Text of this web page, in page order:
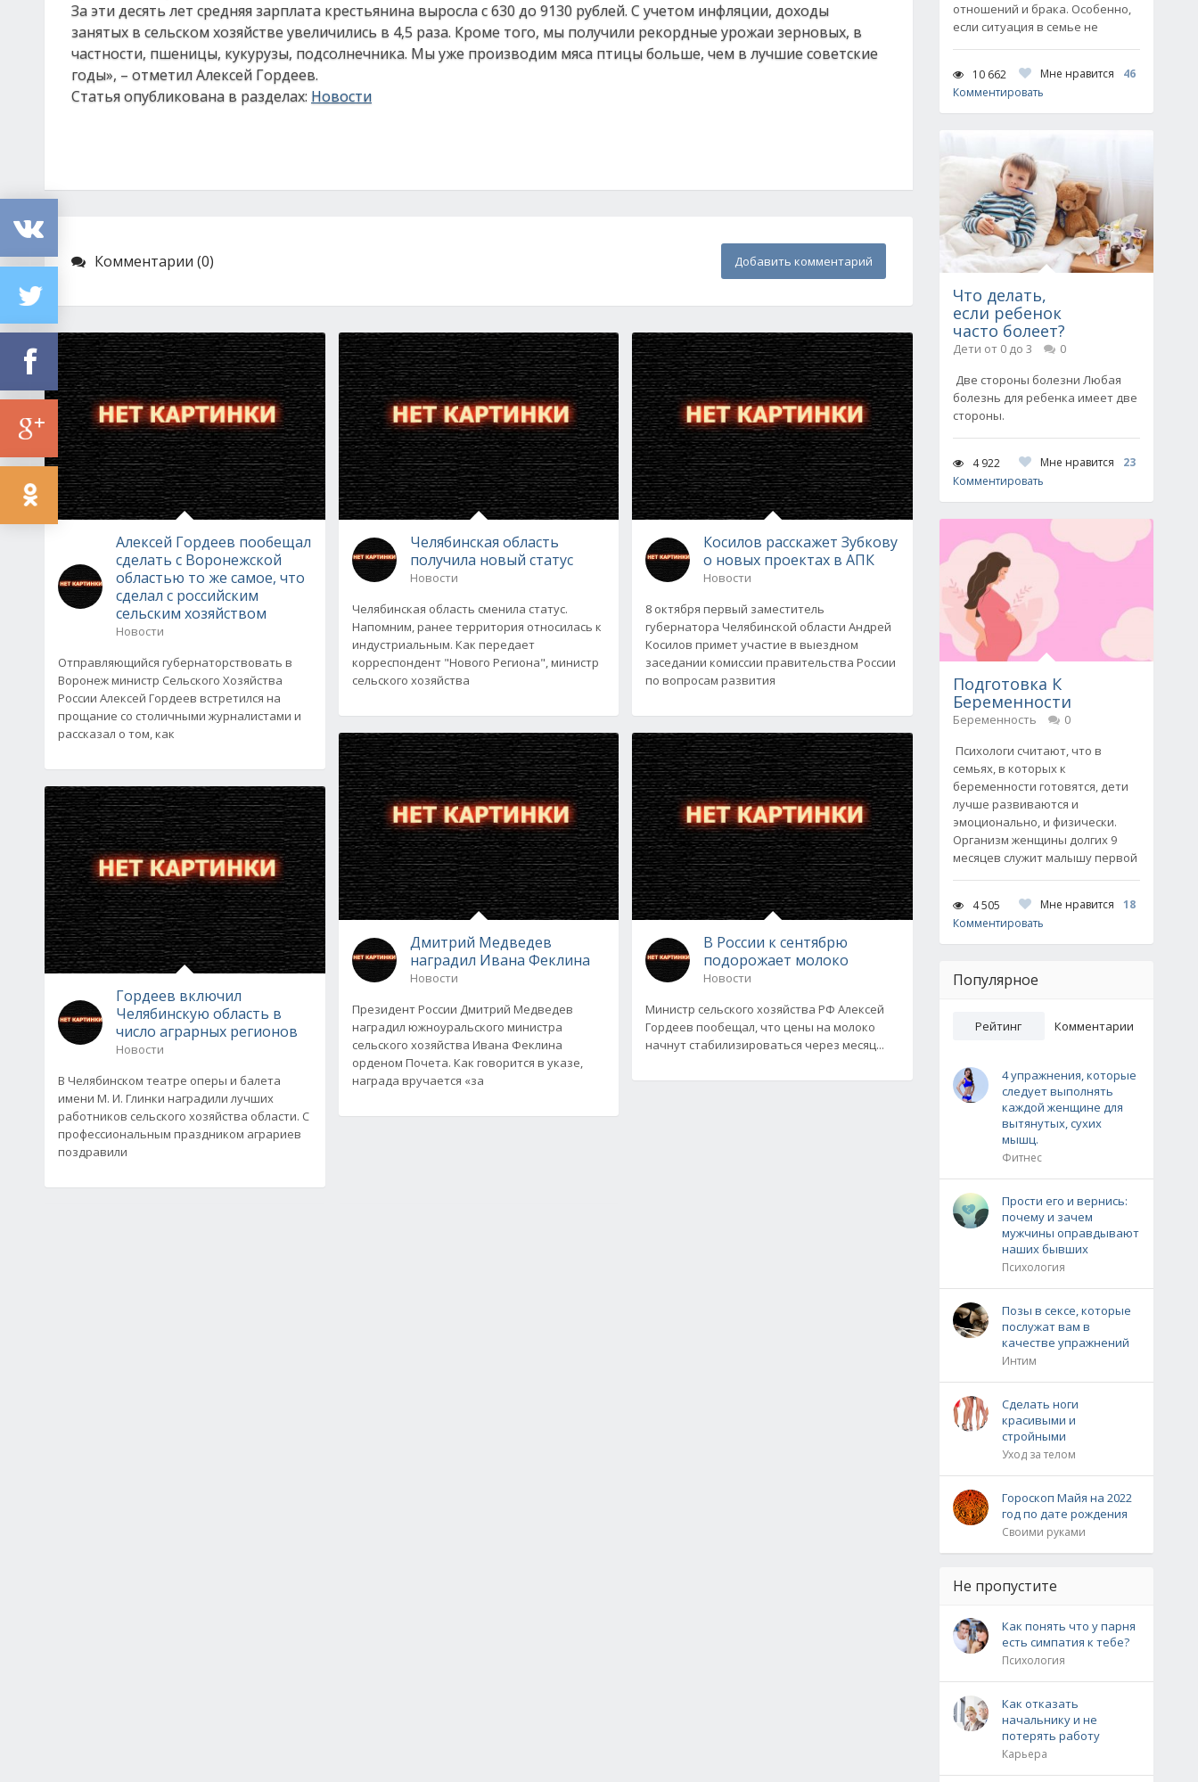
За эти десять лет средняя зарплата крестьянина выросла с 630 до 9130 рублей. С учетом инфляции, доходы
занятых в сельском хозяйстве увеличились в 4,5 раза. Кроме того, мы получили рекордные урожаи зерновых, в
частности, пшеницы, кукурузы, подсолнечника. Мы уже производим мяса птицы больше, чем в лучшие советские
годы», – отметил Алексей Гордеев.
Статья опубликована в разделах: Новости
Комментарии (0) Добавить комментарий
Алексей Гордеев пообещал
сделать с Воронежской
областью то же самое, что
сделал с российским
сельским хозяйством
Новости
Отправляющийся губернаторствовать в
Воронеж министр Сельского Хозяйства
России Алексей Гордеев встретился на
прощание со столичными журналистами и
рассказал о том, как
Гордеев включил
Челябинскую область в
число аграрных регионов
Новости
В Челябинском театре оперы и балета
имени М. И. Глинки наградили лучших
работников сельского хозяйства области. С
профессиональным праздником аграриев
поздравили
Челябинская область
получила новый статус
Новости
Челябинская область сменила статус.
Напомним, ранее территория относилась к
индустриальным. Как передает
корреспондент "Нового Региона", министр
сельского хозяйства
Дмитрий Медведев
наградил Ивана Феклина
Новости
Президент России Дмитрий Медведев
наградил южноуральского министра
сельского хозяйства Ивана Феклина
орденом Почета. Как говорится в указе,
награда вручается «за
Косилов расскажет Зубкову
о новых проектах в АПК
Новости
8 октября первый заместитель
губернатора Челябинской области Андрей
Косилов примет участие в выездном
заседании комиссии правительства России
по вопросам развития
В России к сентябрю
подорожает молоко
Новости
Министр сельского хозяйства РФ Алексей
Гордеев пообещал, что цены на молоко
начнут стабилизироваться через месяц...
отношений и брака. Особенно,
если ситуация в семье не
10 662 Мне нравится
46
Комментировать
Что делать,
если ребенок
часто болеет?
Дети от 0 до 3
0
Две стороны болезни Любая
болезнь для ребенка имеет две
стороны.
4 922 Мне нравится
23
Комментировать
Подготовка К
Беременности
Беременность
0
Психологи считают, что в
семьях, в которых к
беременности готовятся, дети
лучше развиваются и
эмоционально, и физически.
Организм женщины долгих 9
месяцев служит малышу первой
4 505 Мне нравится
18
Комментировать
Популярное
Рейтинг Комментарии
4 упражнения, которые
следует выполнять
каждой женщине для
вытянутых, сухих
мышц.
Фитнес
Прости его и вернись:
почему и зачем
мужчины оправдывают
наших бывших
Психология
Позы в сексе, которые
послужат вам в
качестве упражнений
Интим
Сделать ноги
красивыми и
стройными
Уход за телом
Гороскоп Майя на 2022
год по дате рождения
Своими руками
Не пропустите
Как понять что у парня
есть симпатия к тебе?
Психология
Как отказать
начальнику и не
потерять работу
Карьера